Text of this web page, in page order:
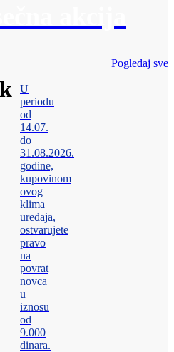
Pogledaj sve
U
periodu
od
14.07.
do
31.08.2026.
godine,
kupovinom
ovog
klima
uređaja,
ostvarujete
pravo
na
povrat
novca
u
iznosu
od
9.000
dinara.